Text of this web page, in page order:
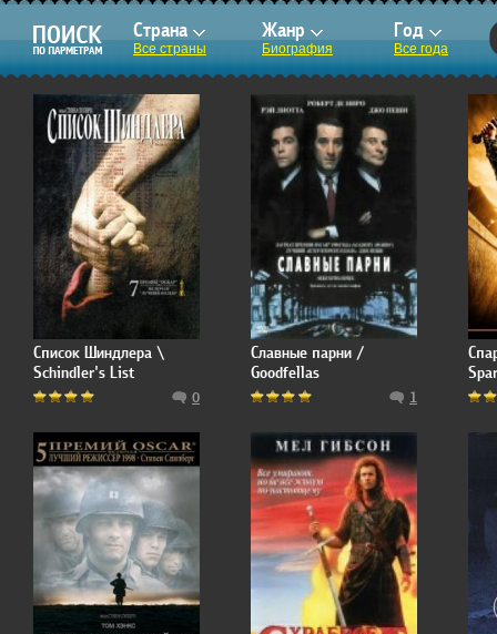
Страна
Все страны
Жанр
Биография
Год
Все года
Список Шиндлера \
Schindler's List
0
Славные парни /
Goodfellas
1